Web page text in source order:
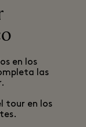
en los
las
tour en los